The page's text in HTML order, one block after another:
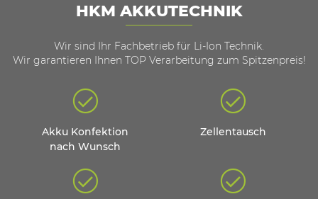
HKM AKKUTECHNIK
Wir sind Ihr Fachbetrieb für Li-Ion Technik.
Wir garantieren Ihnen TOP Verarbeitung zum Spitzenpreis!
Akku Konfektion
nach Wunsch
Zellentausch